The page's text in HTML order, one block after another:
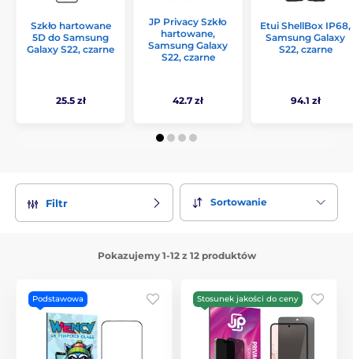
Szkło hartowane
5D do Samsung
Galaxy S22, czarne
25.5 zł
JP Privacy Szkło
hartowane,
Samsung Galaxy
S22, czarne
42.7 zł
Etui ShellBox IP68,
Samsung Galaxy
S22, czarne
94.1 zł
Filtr Sortowanie
Pokazujemy 1-12 z 12 produktów
Podstawowa Stosunek jakości do ceny